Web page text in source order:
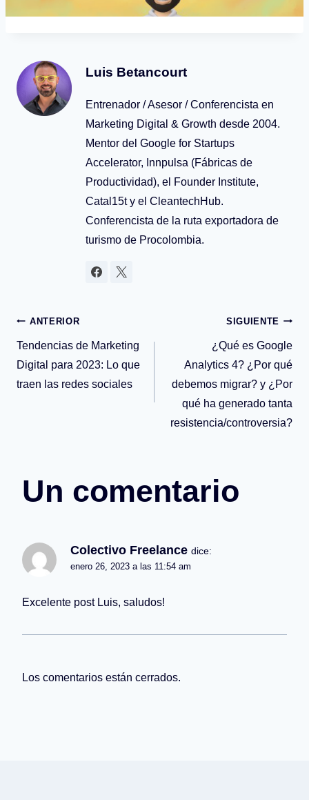
Luis Betancourt
Entrenador / Asesor / Conferencista en
Marketing Digital & Growth desde 2004.
Mentor del Google for Startups
Accelerator, Innpulsa (Fábricas de
Productividad), el Founder Institute,
Catal15t y el CleantechHub.
Conferencista de la ruta exportadora de
turismo de Procolombia.
Navegación
de
ANTERIOR
Tendencias de Marketing
Digital para 2023: Lo que
traen las redes sociales
SIGUIENTE
¿Qué es Google
Analytics 4? ¿Por qué
debemos migrar? y ¿Por
qué ha generado tanta
resistencia/controversia?
Un comentario
Colectivo Freelance dice:
enero 26, 2023 a las 11:54 am
Excelente post Luis, saludos!
Los comentarios están cerrados.